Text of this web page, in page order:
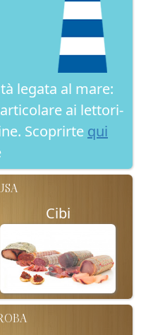
legata al mare:
ai lettori-
Scoprirte qui
Cibi